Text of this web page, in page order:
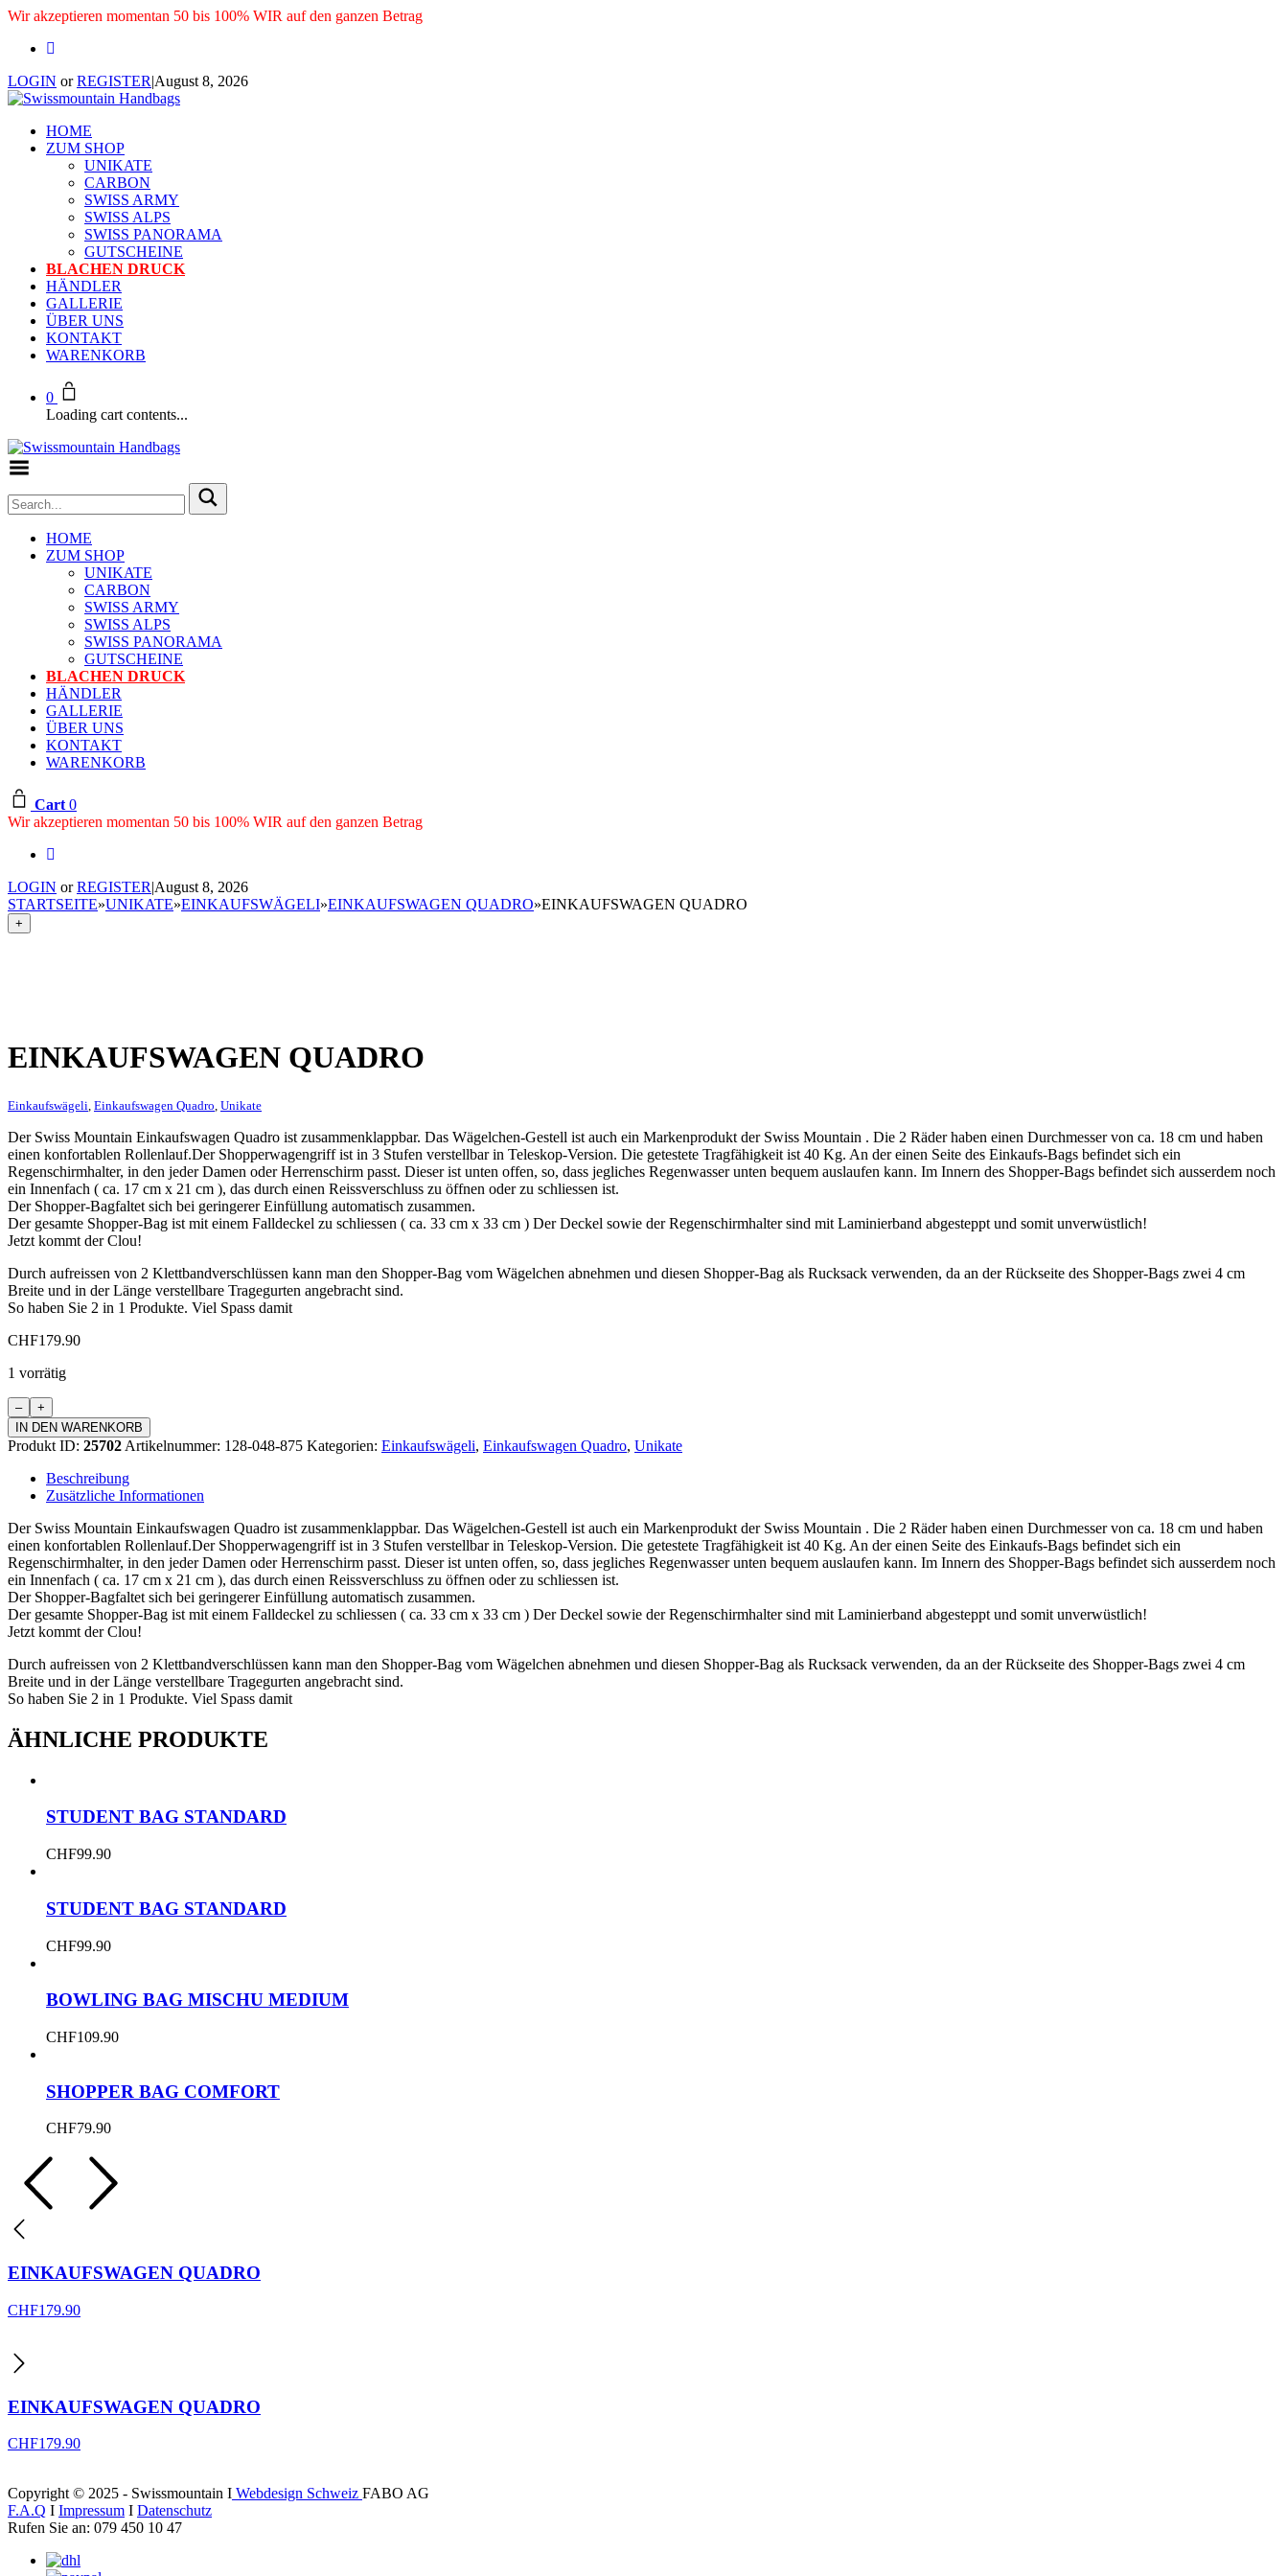
Wir akzeptieren momentan 50 bis 100% WIR auf den ganzen Betrag
LOGIN orREGISTER|August 8, 2026
HOME
ZUM SHOP
UNIKATE
CARBON
SWISS ARMY
SWISS ALPS
SWISS PANORAMA
GUTSCHEINE
BLACHEN DRUCK
HÄNDLER
GALLERIE
ÜBER UNS
KONTAKT
WARENKORB
0
Loading cart contents...
HOME
ZUM SHOP
UNIKATE
CARBON
SWISS ARMY
SWISS ALPS
SWISS PANORAMA
GUTSCHEINE
BLACHEN DRUCK
HÄNDLER
GALLERIE
ÜBER UNS
KONTAKT
WARENKORB
Cart 0
Wir akzeptieren momentan 50 bis 100% WIR auf den ganzen Betrag
LOGIN orREGISTER|August 8, 2026
STARTSEITE»UNIKATE»EINKAUFSWÄGELI»EINKAUFSWAGEN QUADRO»EINKAUFSWAGEN QUADRO
+
EINKAUFSWAGEN QUADRO
Einkaufswägeli Einkaufswagen Quadro Unikate
Der Swiss Mountain Einkaufswagen Quadro ist zusammenklappbar. Das Wägelchen-Gestell ist auch ein Markenprodukt der Swiss Mountain . Die 2 Räder haben einen Durchmesser von ca. 18 cm und haben
einen konfortablen Rollenlauf.Der Shopperwagengriff ist in 3 Stufen verstellbar in Teleskop-Version. Die getestete Tragfähigkeit ist 40 Kg. An der einen Seite des Einkaufs-Bags befindet sich ein
Regenschirmhalter, in den jeder Damen oder Herrenschirm passt. Dieser ist unten offen, so, dass jegliches Regenwasser unten bequem auslaufen kann. Im Innern des Shopper-Bags befindet sich ausserdem noch
ein Innenfach ( ca. 17 cm x 21 cm ), das durch einen Reissverschluss zu öffnen oder zu schliessen ist.
Der Shopper-Bagfaltet sich bei geringerer Einfüllung automatisch zusammen.
Der gesamte Shopper-Bag ist mit einem Falldeckel zu schliessen ( ca. 33 cm x 33 cm ) Der Deckel sowie der Regenschirmhalter sind mit Laminierband abgesteppt und somit unverwüstlich!
Jetzt kommt der Clou!
Durch aufreissen von 2 Klettbandverschlüssen kann man den Shopper-Bag vom Wägelchen abnehmen und diesen Shopper-Bag als Rucksack verwenden, da an der Rückseite des Shopper-Bags zwei 4 cm
Breite und in der Länge verstellbare Tragegurten angebracht sind.
So haben Sie 2 in 1 Produkte. Viel Spass damit
CHF179.90
1 vorrätig
Einkaufswagen
Quadro
Menge
IN DEN WARENKORB
Produkt ID: 25702 Artikelnummer: 128-048-875 Kategorien: Einkaufswägeli, Einkaufswagen Quadro, Unikate
Beschreibung
Zusätzliche Informationen
Der Swiss Mountain Einkaufswagen Quadro ist zusammenklappbar. Das Wägelchen-Gestell ist auch ein Markenprodukt der Swiss Mountain . Die 2 Räder haben einen Durchmesser von ca. 18 cm und haben
einen konfortablen Rollenlauf.Der Shopperwagengriff ist in 3 Stufen verstellbar in Teleskop-Version. Die getestete Tragfähigkeit ist 40 Kg. An der einen Seite des Einkaufs-Bags befindet sich ein
Regenschirmhalter, in den jeder Damen oder Herrenschirm passt. Dieser ist unten offen, so, dass jegliches Regenwasser unten bequem auslaufen kann. Im Innern des Shopper-Bags befindet sich ausserdem noch
ein Innenfach ( ca. 17 cm x 21 cm ), das durch einen Reissverschluss zu öffnen oder zu schliessen ist.
Der Shopper-Bagfaltet sich bei geringerer Einfüllung automatisch zusammen.
Der gesamte Shopper-Bag ist mit einem Falldeckel zu schliessen ( ca. 33 cm x 33 cm ) Der Deckel sowie der Regenschirmhalter sind mit Laminierband abgesteppt und somit unverwüstlich!
Jetzt kommt der Clou!
Durch aufreissen von 2 Klettbandverschlüssen kann man den Shopper-Bag vom Wägelchen abnehmen und diesen Shopper-Bag als Rucksack verwenden, da an der Rückseite des Shopper-Bags zwei 4 cm
Breite und in der Länge verstellbare Tragegurten angebracht sind.
So haben Sie 2 in 1 Produkte. Viel Spass damit
ÄHNLICHE PRODUKTE
STUDENT BAG STANDARD
CHF99.90
STUDENT BAG STANDARD
CHF99.90
BOWLING BAG MISCHU MEDIUM
CHF109.90
SHOPPER BAG COMFORT
CHF79.90
EINKAUFSWAGEN QUADRO
CHF179.90
EINKAUFSWAGEN QUADRO
CHF179.90
Copyright © 2025 - Swissmountain I Webdesign Schweiz FABO AG
F.A.Q I Impressum I Datenschutz
Rufen Sie an: 079 450 10 47